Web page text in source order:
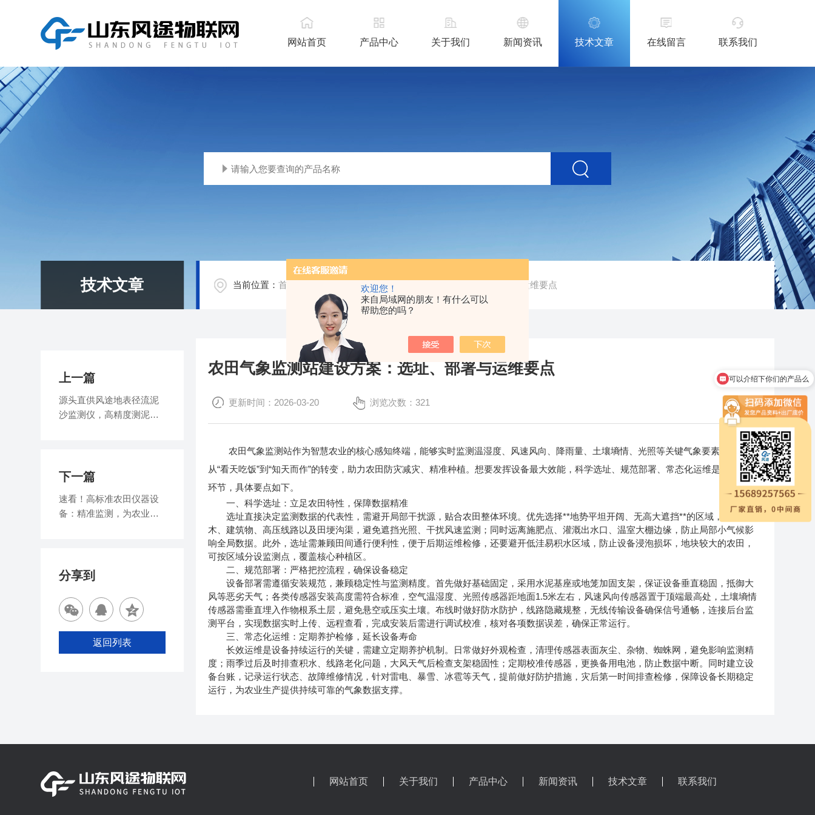
欢迎您！
来自局域网的朋友！有什么可以
帮助您的吗？
网站首页 产品中心 关于我们 新闻资讯 技术文章 在线留言 联系我们
技术文章 当前位置：首页 / 农田气象监测站建设方案：选址、部署与运维要点
农田气象监测站建设方案：选址、部署与运维要点
更新时间：2026-03-20 浏览次数：321
农田气象监测站作为智慧农业的核心感知终端，能够实时监测温湿度、风速风向、降雨量、土壤墒情、光照等关键气象要素，实现
从“看天吃饭”到“知天而作”的转变，助力农田防灾减灾、精准种植。想要发挥设备最大效能，科学选址、规范部署、常态化运维是三大核心
环节，具体要点如下。
一、科学选址：立足农田特性，保障数据精准
选址直接决定监测数据的代表性，需避开局部干扰源，贴合农田整体环境。优先选择**地势平坦开阔、无高大遮挡**的区域，远离树
木、建筑物、高压线路以及田埂沟渠，避免遮挡光照、干扰风速监测；同时远离施肥点、灌溉出水口、温室大棚边缘，防止局部小气候影
响全局数据。此外，选址需兼顾田间通行便利性，便于后期运维检修，还要避开低洼易积水区域，防止设备浸泡损坏，地块较大的农田，
可按区域分设监测点，覆盖核心种植区。
二、规范部署：严格把控流程，确保设备稳定
设备部署需遵循安装规范，兼顾稳定性与监测精度。首先做好基础固定，采用水泥基座或地笼加固支架，保证设备垂直稳固，抵御大
风等恶劣天气；各类传感器安装高度需符合标准，空气温湿度、光照传感器距地面1.5米左右，风速风向传感器置于顶端最高处，土壤墒情
传感器需垂直埋入作物根系土层，避免悬空或压实土壤。布线时做好防水防护，线路隐藏规整，无线传输设备确保信号通畅，连接后台监
测平台，实现数据实时上传、远程查看，完成安装后需进行调试校准，核对各项数据误差，确保正常运行。
三、常态化运维：定期养护检修，延长设备寿命
长效运维是设备持续运行的关键，需建立定期养护机制。日常做好外观检查，清理传感器表面灰尘、杂物、蜘蛛网，避免影响监测精
度；雨季过后及时排查积水、线路老化问题，大风天气后检查支架稳固性；定期校准传感器，更换备用电池，防止数据中断。同时建立设
备台账，记录运行状态、故障维修情况，针对雷电、暴雪、冰雹等天气，提前做好防护措施，灾后第一时间排查检修，保障设备长期稳定
运行，为农业生产提供持续可靠的气象数据支撑。
上一篇
源头直供风途地表径流泥
沙监测仪，高精度测泥沙
下一篇
速看！高标准农田仪器设
备：精准监测，为农业发
分享到
返回列表
网站首页 关于我们 产品中心 新闻资讯 技术文章 联系我们
你们是怎么收费的呢